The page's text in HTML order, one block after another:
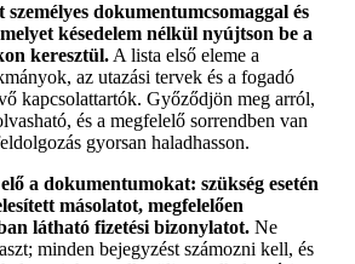
dokumentumcsomaggal és
késedelem nélkül nyújtson be a
keresztül. A lista első eleme a
az utazási tervek és a fogadó
kapcsolattartók. Győződjön meg arról,
és a megfelelő sorrendben van
gyorsan haladhasson.
a dokumentumokat: szükség esetén
másolatot, megfelelően
látható fizetési bizonylatot. Ne
minden bejegyzést számozni kell, és